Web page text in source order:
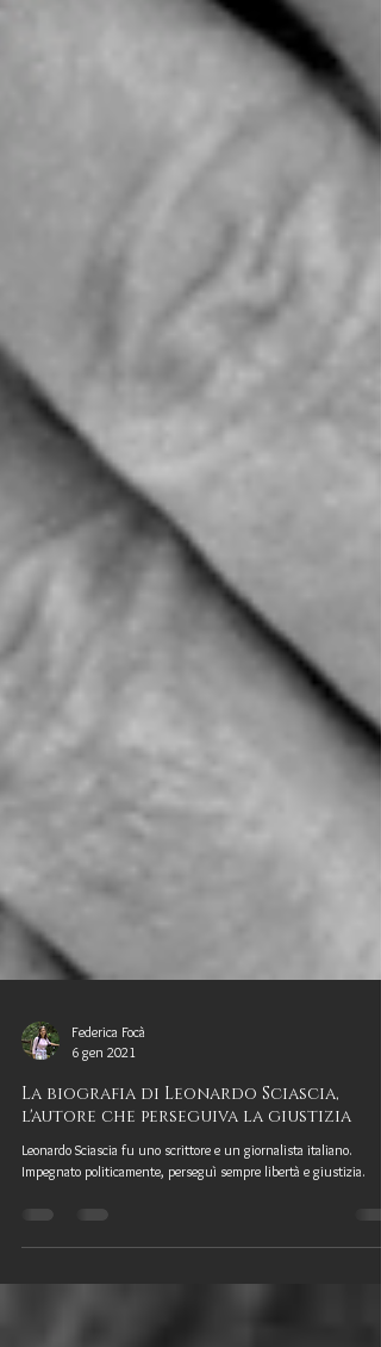
Federica Focà
6 gen 2021
La biografia di Leonardo Sciascia,
l'autore che perseguiva la giustizia
Impegnato politicamente, perseguì sempre libertà e giustizia.